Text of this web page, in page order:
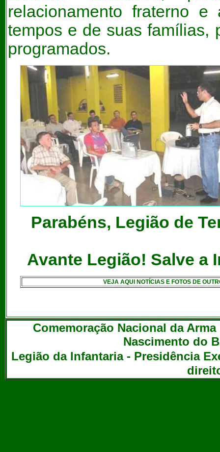
relacionamento fraterno
tempos e de suas famílias,
programados.
Parabéns, Legião de
Avante Legião! Salve a
VEJA AQUI NOTÍCIAS E FOTOS DE
Comemoração Nacional da
Nascimento do
Legião da Infantaria - Presidência